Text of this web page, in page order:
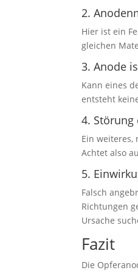
2.
Hier ist ein
gleichen
3. Anode
Kann eines
entsteht
4.
Ein weiteres,
Achtet also
5.
Falsch
Richtungen
Ursache
Fazit
Die